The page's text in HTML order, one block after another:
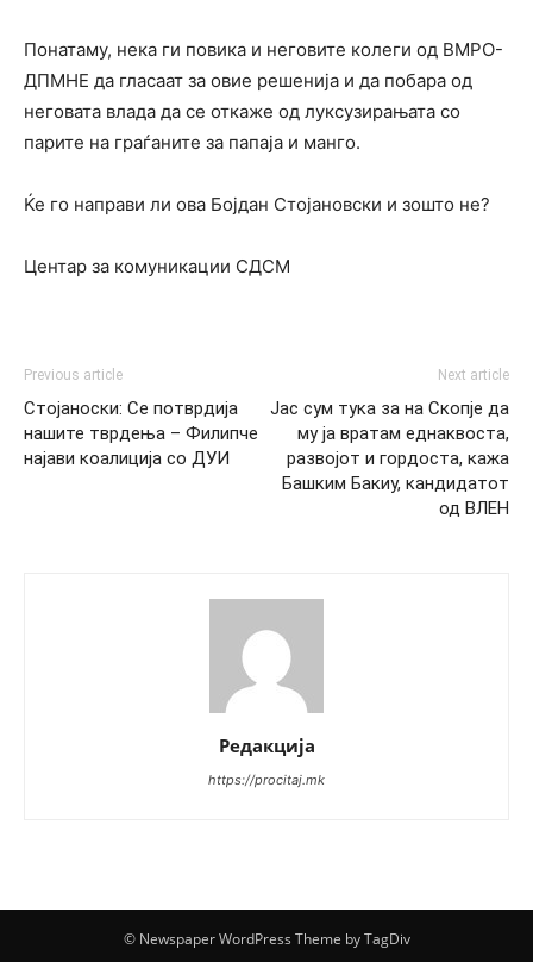
Понатаму, нека ги повика и неговите колеги од ВМРО-
ДПМНЕ да гласаат за овие решенија и да побара од
неговата влада да се откаже од луксузирањата со
парите на граѓаните за папаја и манго.
Ќе го направи ли ова Бојдан Стојановски и зошто не?
Центар за комуникации СДСМ
Previous article
Стојаноски: Се потврдија
нашите тврдења – Филипче
најави коалиција со ДУИ
Next article
Јас сум тука за на Скопје да
му ја вратам еднаквоста,
развојот и гордоста, кажа
Башким Бакиу, кандидатот
од ВЛЕН
Редакција
https://procitaj.mk
© Newspaper WordPress Theme by TagDiv